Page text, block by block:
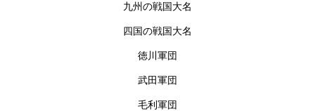
九州の戦国大名
四国の戦国大名
徳川軍団
武田軍団
毛利軍団